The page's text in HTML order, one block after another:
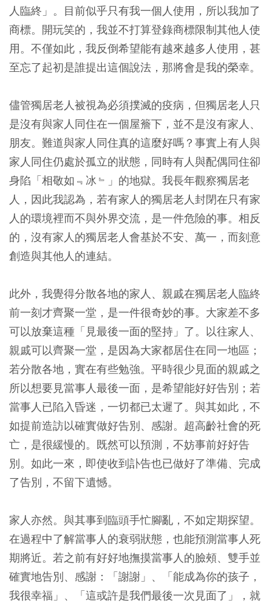
人臨終」。目前似乎只有我一個人使用，所以我加了
商標。開玩笑的，我並不打算登錄商標限制其他人使
用。不僅如此，我反倒希望能有越來越多人使用，甚
至忘了起初是誰提出這個說法，那將會是我的榮幸。
儘管獨居老人被視為必須撲滅的疫病，但獨居老人只
是沒有與家人同住在一個屋簷下，並不是沒有家人、
朋友。難道與家人同住真的這麼好嗎？事實上有人與
家人同住仍處於孤立的狀態，同時有人與配偶同住卻
身陷「相敬如﹃冰﹄」的地獄。我長年觀察獨居老
人，因此我認為，若有家人的獨居老人封閉在只有家
人的環境裡而不與外界交流，是一件危險的事。相反
的，沒有家人的獨居老人會基於不安、萬一，而刻意
創造與其他人的連結。
此外，我覺得分散各地的家人、親戚在獨居老人臨終
前一刻才齊聚一堂，是一件很奇妙的事。大家差不多
可以放棄這種「見最後一面的堅持」了。以往家人、
親戚可以齊聚一堂，是因為大家都居住在同一地區；
若分散各地，實在有些勉強。平時很少見面的親戚之
所以想要見當事人最後一面，是希望能好好告別；若
當事人已陷入昏迷，一切都已太遲了。與其如此，不
如提前造訪以確實做好告別、感謝。超高齡社會的死
亡，是很緩慢的。既然可以預測，不妨事前好好告
別。如此一來，即使收到訃告也已做好了準備、完成
了告別，不留下遺憾。
家人亦然。與其事到臨頭手忙腳亂，不如定期探望。
在過程中了解當事人的衰弱狀態，也能預測當事人死
期將近。若之前有好好地撫摸當事人的臉頰、雙手並
確實地告別、感謝：「謝謝」、「能成為你的孩子，
我很幸福」、「這或許是我們最後一次見面了」，就